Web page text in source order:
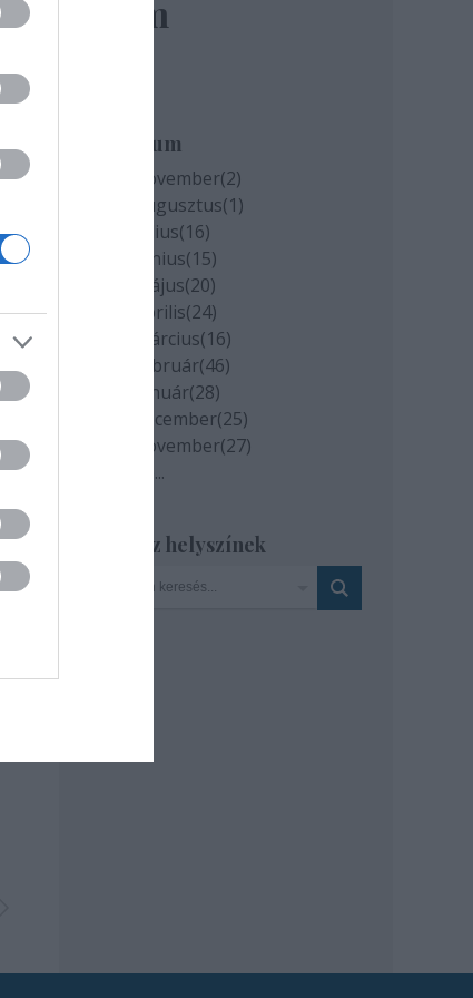
elem
Archívum
2020 november(2)
2020 augusztus(1)
2020 július(16)
2020 június(15)
2020 május(20)
2020 április(24)
2020 március(16)
2020 február(46)
2020 január(28)
2019 december(25)
2019 november(27)
...
Szinház helyszínek